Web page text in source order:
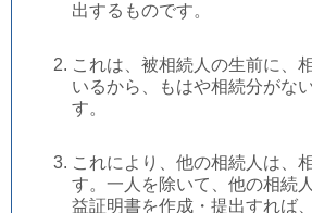
出するものです。
これは、被相続人の生前に、
いるから、もはや相続分がな
す。
これにより、他の相続人は、
す。一人を除いて、他の相続
益証明書を作成・提出すれば